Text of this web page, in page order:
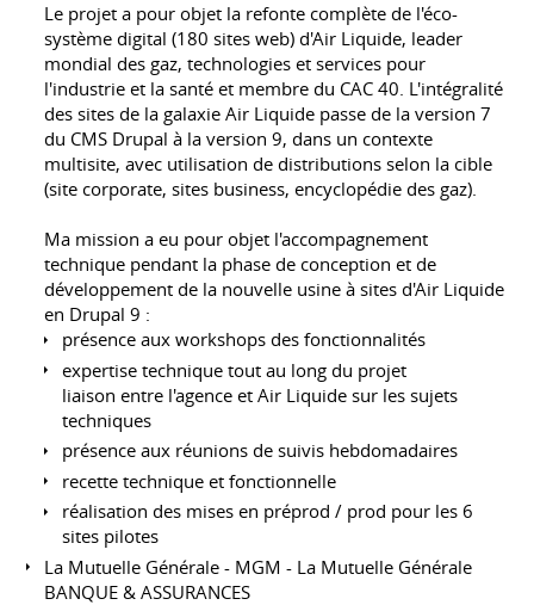
Le projet a pour objet la refonte complète de l'éco-
système digital (180 sites web) d'Air Liquide, leader
mondial des gaz, technologies et services pour
l'industrie et la santé et membre du CAC 40. L'intégralité
des sites de la galaxie Air Liquide passe de la version 7
du CMS Drupal à la version 9, dans un contexte
multisite, avec utilisation de distributions selon la cible
(site corporate, sites business, encyclopédie des gaz).
Ma mission a eu pour objet l'accompagnement
technique pendant la phase de conception et de
développement de la nouvelle usine à sites d'Air Liquide
en Drupal 9 :
présence aux workshops des fonctionnalités
expertise technique tout au long du projet
liaison entre l'agence et Air Liquide sur les sujets
techniques
présence aux réunions de suivis hebdomadaires
recette technique et fonctionnelle
réalisation des mises en préprod / prod pour les 6
sites pilotes
La Mutuelle Générale - MGM - La Mutuelle Générale
BANQUE & ASSURANCES